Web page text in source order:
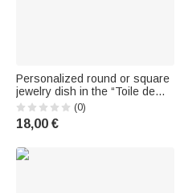
Personalized round or square
jewelry dish in the “Toile de
Jouy” style, featuring a portrait
of a pet and a first name – A
home decor item for everyday
(0)
18,00 €